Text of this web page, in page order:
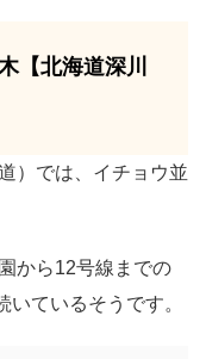
【北海道深川
）では、イチョウ並
から12号線までの
ているそうです。